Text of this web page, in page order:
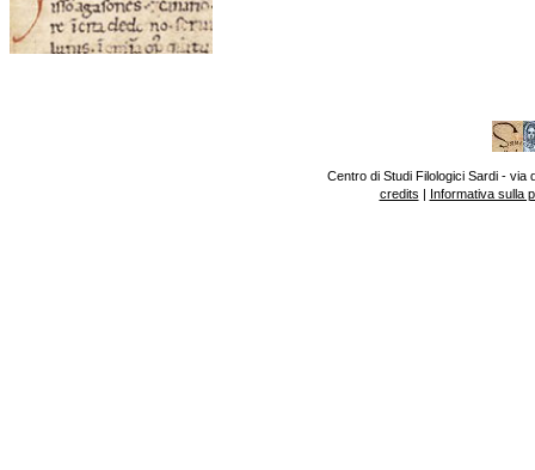
Centro di Studi Filologici Sardi - via
credits | Informativa sulla